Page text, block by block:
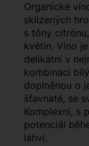
Organické
sklizených
s tóny
květin. Víno
delikátní v
kombinaci
doplněnou o
šťavnaté, se
Komplexní, s
potenciál
láhvi.